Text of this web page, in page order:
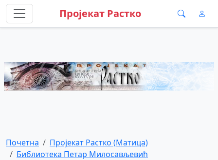
Пројекат Растко
Почетна
Пројекат Растко (Матица)
Библиотека Петар Милосављевић